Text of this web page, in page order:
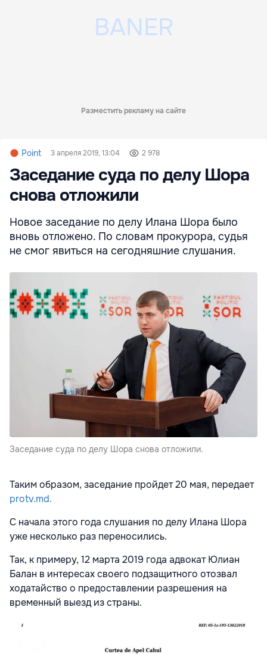
Разместить рекламу на сайте
Point 3 апреля 2019, 13:04 2 978
Заседание суда по делу Шора
снова отложили
Новое заседание по делу Илана Шора было
вновь отложено. По словам прокурора, судья
не смог явиться на сегодняшние слушания.
Заседание суда по делу Шора снова отложили.
Таким образом, заседание пройдет 20 мая, передает
protv.md.
С начала этого года слушания по делу Илана Шора
уже несколько раз переносились.
Так, к примеру, 12 марта 2019 года адвокат Юлиан
Балан в интересах своего подзащитного отозвал
ходатайство о предоставлении разрешения на
временный выезд из страны.